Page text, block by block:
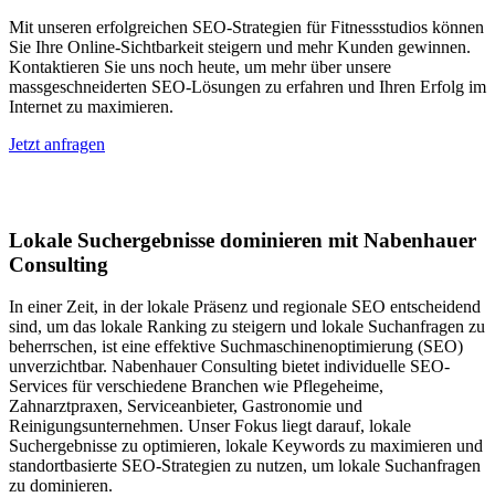
Mit unseren erfolgreichen SEO-Strategien für Fitnessstudios können
Sie Ihre Online-Sichtbarkeit steigern und mehr Kunden gewinnen.
Kontaktieren Sie uns noch heute, um mehr über unsere
massgeschneiderten SEO-Lösungen zu erfahren und Ihren Erfolg im
Internet zu maximieren.
Jetzt anfragen
Lokale Suchergebnisse dominieren mit Nabenhauer
Consulting
In einer Zeit, in der lokale Präsenz und regionale SEO entscheidend
sind, um das lokale Ranking zu steigern und lokale Suchanfragen zu
beherrschen, ist eine effektive Suchmaschinenoptimierung (SEO)
unverzichtbar. Nabenhauer Consulting bietet individuelle SEO-
Services für verschiedene Branchen wie Pflegeheime,
Zahnarztpraxen, Serviceanbieter, Gastronomie und
Reinigungsunternehmen. Unser Fokus liegt darauf, lokale
Suchergebnisse zu optimieren, lokale Keywords zu maximieren und
standortbasierte SEO-Strategien zu nutzen, um lokale Suchanfragen
zu dominieren.